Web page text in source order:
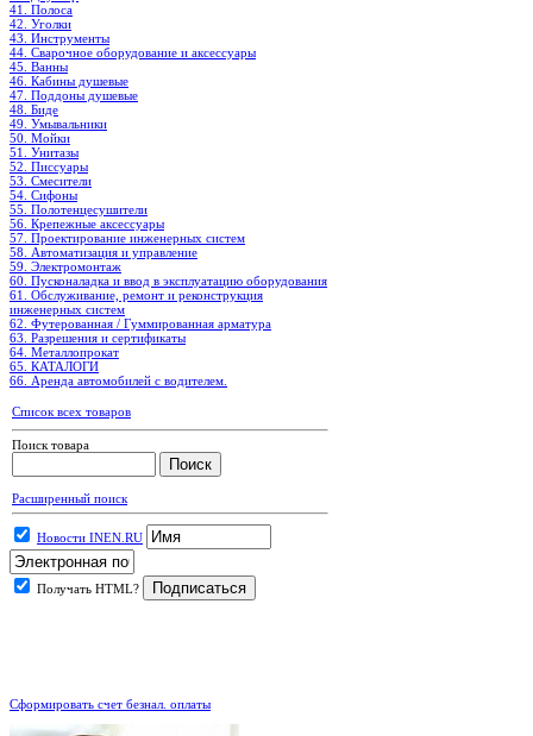
41. Полоса
42. Уголки
43. Инструменты
44. Сварочное оборудование и аксессуары
45. Ванны
46. Кабины душевые
47. Поддоны душевые
48. Биде
49. Умывальники
50. Мойки
51. Унитазы
52. Писсуары
53. Смесители
54. Сифоны
55. Полотенцесушители
56. Крепежные аксессуары
57. Проектирование инженерных систем
58. Автоматизация и управление
59. Электромонтаж
60. Пусконаладка и ввод в эксплуатацию оборудования
61. Обслуживание, ремонт и реконструкция
инженерных систем
62. Футерованная / Гуммированная арматура
63. Разрешения и сертификаты
64. Металлопрокат
65. КАТАЛОГИ
66. Аренда автомобилей с водителем.
Список всех товаров
Поиск товара
Расширенный поиск
Новости INEN.RU
Получать HTML?
Сформировать счет безнал. оплаты